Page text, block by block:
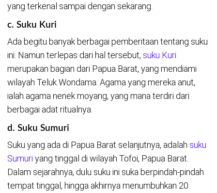
yang terkenal sampai dengan sekarang.
c. Suku Kuri
Ada begitu banyak berbagai pemberitaan tentang suku
ini. Namun terlepas dari hal tersebut, suku Kuri
merupakan bagian dari Papua Barat, yang mendiami
wilayah Teluk Wondama. Agama yang mereka anut,
ialah agama nenek moyang, yang mana terdiri dari
berbagai adat ritualnya.
d. Suku Sumuri
Suku yang ada di Papua Barat selanjutnya, adalah suku
Sumuri yang tinggal di wilayah Tofoi, Papua Barat.
Dalam sejarahnya, dulu suku ini suka berpindah-pindah
tempat tinggal, hingga akhirnya menumbuhkan 20